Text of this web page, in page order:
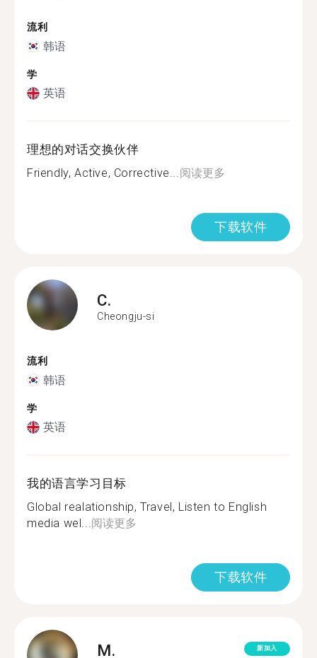
流利
韩语
学
英语
理想的对话交换伙伴
Friendly, Active, Corrective...阅读更多
下载软件
C.
Cheongju-si
流利
韩语
学
英语
我的语言学习目标
Global realationship, Travel, Listen to English
media wel...阅读更多
下载软件
M. 新加入